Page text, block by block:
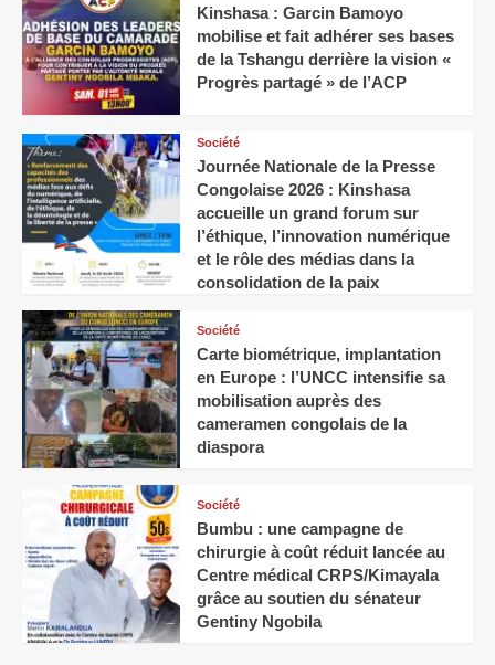
Kinshasa : Garcin Bamoyo
mobilise et fait adhérer ses bases
de la Tshangu derrière la vision «
Progrès partagé » de l’ACP
Société
Journée Nationale de la Presse
Congolaise 2026 : Kinshasa
accueille un grand forum sur
l’éthique, l’innovation numérique
et le rôle des médias dans la
consolidation de la paix
Société
Carte biométrique, implantation
en Europe : l’UNCC intensifie sa
mobilisation auprès des
cameramen congolais de la
diaspora
Société
Bumbu : une campagne de
chirurgie à coût réduit lancée au
Centre médical CRPS/Kimayala
grâce au soutien du sénateur
Gentiny Ngobila